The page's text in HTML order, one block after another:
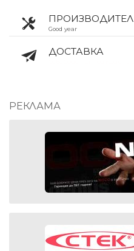
ПРОИЗВОДИТЕЛ
Good year
ДОСТАВКА
РЕКЛАМА